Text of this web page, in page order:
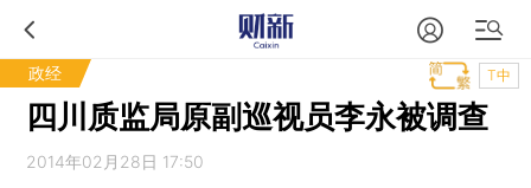
政经 T中
四川质监局原副巡视员李永被调查
2014年02月28日 17:50